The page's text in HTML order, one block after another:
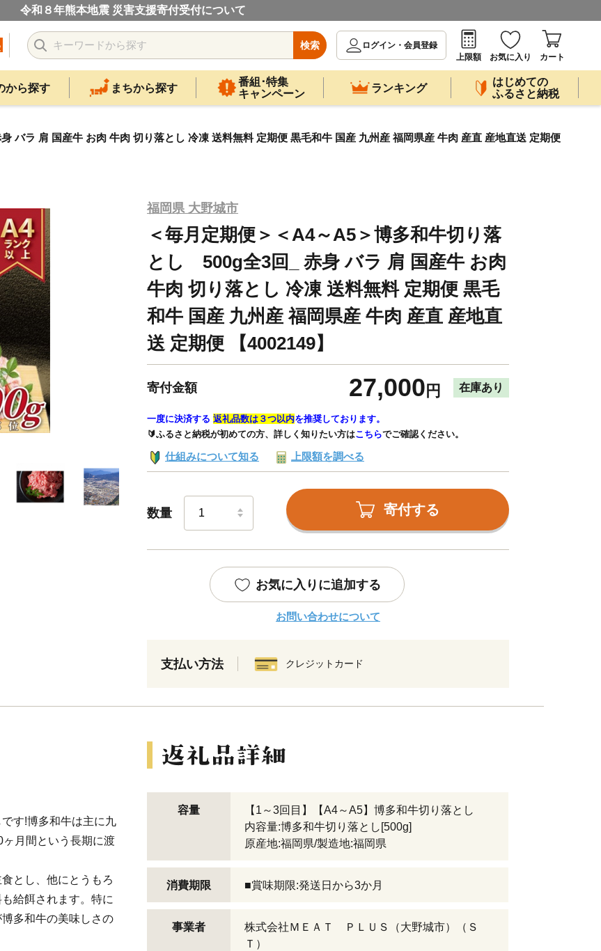
令和８年熊本地震 災害支援寄付受付について
検索
ログイン・会員登録
上限額
お気に入り カート
から探す まちから探す
番組･特集
キャンペーン
ランキング
はじめての
ふるさと納税
バラ 肩 国産牛 お肉 牛肉 切り落とし 冷凍 送料無料 定期便 黒毛和牛 国産 九州産 福岡県産 牛肉 産直 産地直送 定期便
福岡県 大野城市
＜毎月定期便＞＜A4～A5＞博多和牛切り落
とし 500g全3回_ 赤身 バラ 肩 国産牛 お肉
牛肉 切り落とし 冷凍 送料無料 定期便 黒毛
和牛 国産 九州産 福岡県産 牛肉 産直 産地直
送 定期便 【4002149】
寄付金額 27,000 円 在庫あり
一度に決済する 返礼品数は３つ以内を推奨しております。
🔰ふるさと納税が初めての方、詳しく知りたい方はこちらでご確認ください。
仕組みについて知る 上限額を調べる
数量 寄付する
お気に入りに追加する
お問い合わせについて
支払い方法 クレジットカード
す!博多和牛は主に九
月間という長期に渡
とし、他にとうもろ
給餌されます。特に
多和牛の美味しさの
容量
【1～3回目】【A4～A5】博多和牛切り落とし
内容量:博多和牛切り落とし[500g]
原産地:福岡県/製造地:福岡県
消費期限 ■賞味期限:発送日から3か月
事業者
株式会社ＭＥＡＴ ＰＬＵＳ（大野城市）（Ｓ
Ｔ）